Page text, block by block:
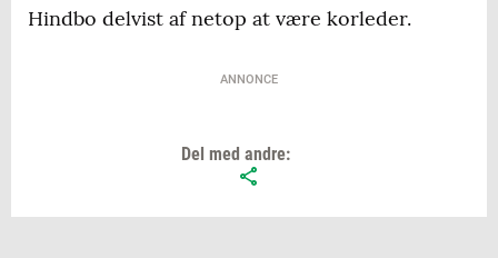
Hindbo delvist af netop at være korleder.
ANNONCE
Del med andre: